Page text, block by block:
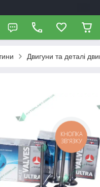
Двигуни та деталі
КНОПКА
ЗВ'ЯЗКУ